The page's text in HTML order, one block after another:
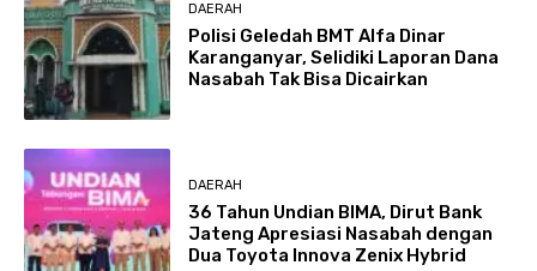
DAERAH
Polisi Geledah BMT Alfa Dinar
Karanganyar, Selidiki Laporan Dana
Nasabah Tak Bisa Dicairkan
DAERAH
36 Tahun Undian BIMA, Dirut Bank
Jateng Apresiasi Nasabah dengan
Dua Toyota Innova Zenix Hybrid